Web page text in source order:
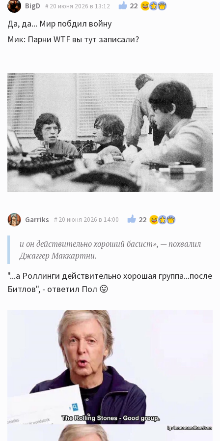
BigD 20 июня 2026 в 13:12 22
Да, да... Мир побдил войну
Мик: Парни WTF вы тут записали?
Garriks 20 июня 2026 в 14:00 22
и он действительно хороший басист», — похвалил
Джаггер Маккартни.
"...а Роллинги действительно хорошая группа...после
Битлов", - ответил Пол 😛